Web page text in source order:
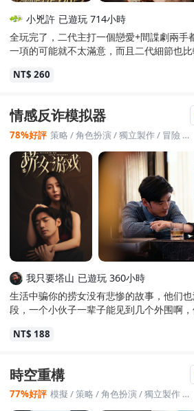
戲來說應該算很低了，甚至不要求每個章
大部分成就都是結局成就，小部分是選擇成
也可以看指南求救。
小兇許 已遊玩 714小時
全玩完了，二代主打一個戀愛+間諜劇兩手
一項的可能就不太滿意，而且二代細節也
幕其實不太會玩不下去，最後:這代依然跟
為大部分人都沒看過那邊所以大部分人都
輪迴結局應該是要到第三部才有個結果了(
主角了)。 不過有個大缺點一代有二代仍然
的管道吧，其他遊戲的福利內容(影片、
一堆塔羅牌，正常卡牌都收不完更別說稀
設，我倒是很好奇這遊戲有沒有任何一個
羅牌的，別跟我說輸入別人的ID那種傻辦
一次輸了半小時結果還沒收滿全部，二代
最後，王媽的人氣度居然比陳真還要高，你
NT$ 260
情感反诈模拟器
78%好評 策略 /角色扮演/獨立製作/ 冒險
我只要塔山 已遊玩 360小時
生活中骗你的捞女没有悲惨的故事，他们
段，一个小伙子一辈子能见到几个外围啊
意的合法抢劫每一秒都在发生，我想要的
杀男的反社会言论就不能担任公职和事业
个主题可以更聚焦在这种平凡但大行其道
低配版布鲁斯维恩才有可能反杀的剧本。
NT$ 188
時空重構
77%好評 模擬 /策略 /角色扮演/獨立製作